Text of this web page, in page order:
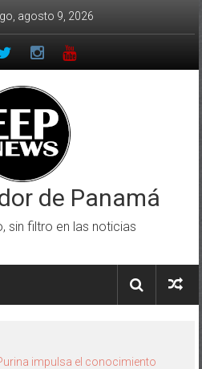
agosto 9, 2026
de Panamá
sin filtro en las noticias
Summit 2026 celebra cinco